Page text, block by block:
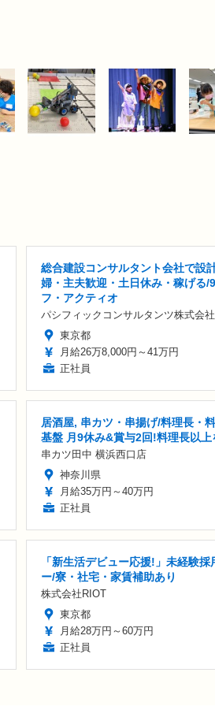
総合建設コンサルタント会社で設
婦・主夫歓迎・土日休み・稼げる
フ・アクティオ
パシフィックコンサルタンツ株式会社
東京都
月給26万8,000円～41万円
正社員
居酒屋, 串カツ・串揚げ/料理長・
基盤 月9休み&賞与2回!料理長以
串カツ田中 横浜西口店
神奈川県
月給35万円～40万円
正社員
「新生活デビュー応援!」未経験
ー/寮・社宅・家賃補助あり
株式会社RIOT
東京都
月給28万円～60万円
正社員